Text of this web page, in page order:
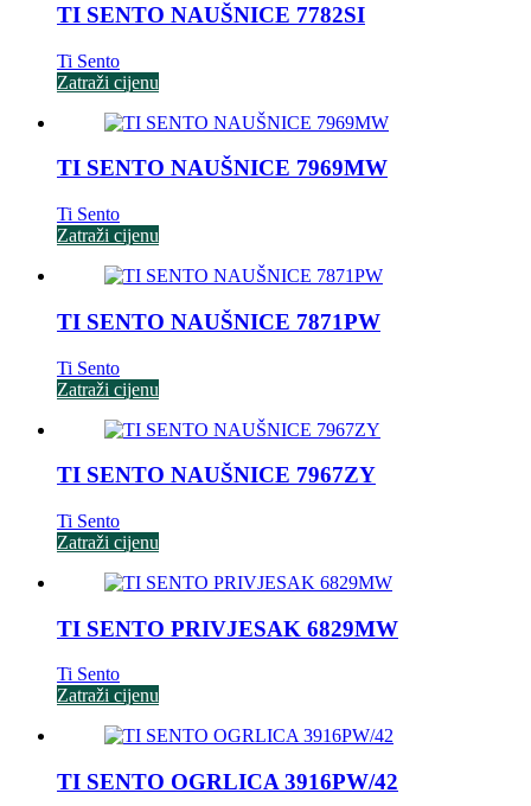
TI SENTO NAUŠNICE 7782SI
Ti Sento
Zatraži cijenu
TI SENTO NAUŠNICE 7969MW
Ti Sento
Zatraži cijenu
TI SENTO NAUŠNICE 7871PW
Ti Sento
Zatraži cijenu
TI SENTO NAUŠNICE 7967ZY
Ti Sento
Zatraži cijenu
TI SENTO PRIVJESAK 6829MW
Ti Sento
Zatraži cijenu
TI SENTO OGRLICA 3916PW/42